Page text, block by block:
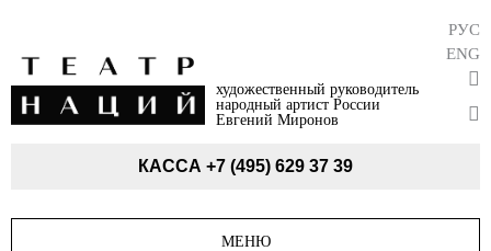
художественный руководитель
народный артист России
Евгений Миронов
РУС
ENG
КАССА +7 (495) 629 37 39
МЕНЮ